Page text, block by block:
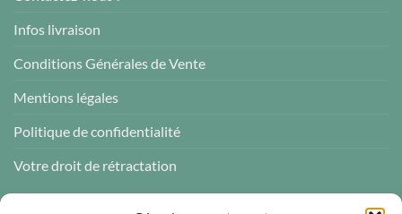
Infos livraison
Conditions Générales de Vente
Mentions légales
Politique de confidentialité
Votre droit de rétractation